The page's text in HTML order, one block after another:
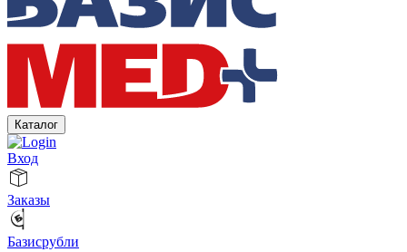
Каталог
Вход
Заказы
Базисрубли